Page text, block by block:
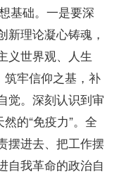
基础。一是要深
理论凝心铸魂，
义世界观、人生
筑牢信仰之基，补
觉。深刻认识到审
的“免疫力”。全
摆进去、把工作摆
自我革命的政治自